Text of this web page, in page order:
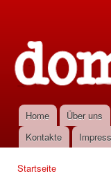
Hauptmenü
Home Über uns
Kontakte
Startseite